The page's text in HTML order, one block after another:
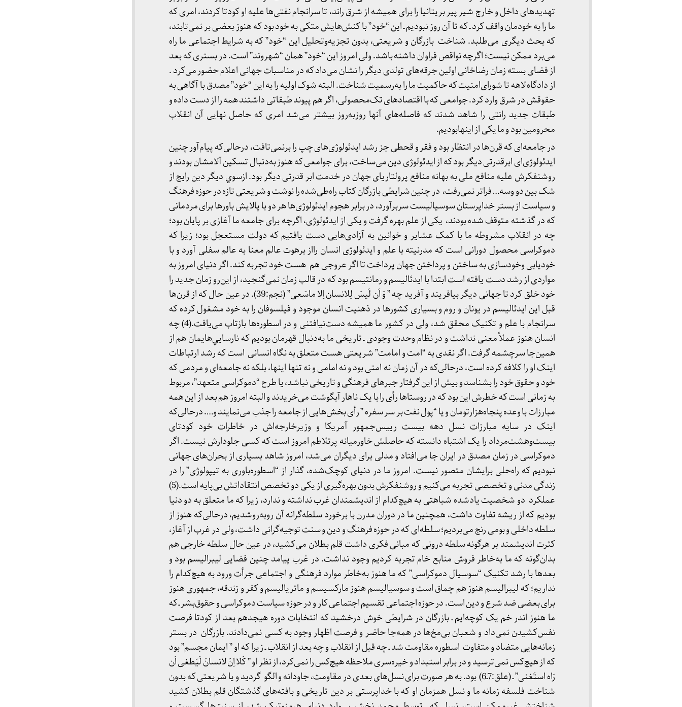
تهدیدهای داخل و خارج شیر پیر بریتانیا را برای همیشه از شرق راند، تا سرانجام نفتی‌ها علیه او کودتا کردند، امری که
ما را به خودمان واقف کرد ـ که تا آن روز نبودیم ـ این “خود” با کنش‌هایش متکی به خود بود که هنوز بعضی بر نمی‌تابند،
که بحث دیگری می‌طلبد. شناخت بازرگان و شریعتی، بدون تجزیه‌وتحلیل این “خود” که به شرایط اجتماعی ما راه
می‌برد ممکن نيست؛ اگرچه نواقص فراوان داشته باشد. ولی امروز این “خود” همان “شهروند” است. در بستری که بعد
از فضای بسته زمان رضاخانی اولین جرقه‌های تولدی دیگر را نشان می‌داد که در مناسبات جهانی اعلام حضور می‌کرد .
از دادگاه لاهه تا شورای‌امنیت که حاکمیت ما را به‌رسمیت شناخت. البته شوک اولیه را به این “خود” مصدق با آگاهی به
حقوقش در شرق وارد کرد. جوامعی که با اقتصادهای تک‌محصولی، اگر هم پيوند طبقاتی داشتند همه را از دست داده و
طبقات جدید رانتی را شاهد شدند که فاصله‌های آنها روزبه‌روز بیشتر می‌شد امری که حاصل نهایی آن انقلاب
محرومین بود و ما یکی از اینهابودیم.
در جامعه‌ای که قرن‌ها در انتظار بود و فقر و قحطی جز رشد ایدئولوژی‌‌های چپ را برنمی‌تافت، درحالی‌که پیام‌آور چنین
ایدئولوژی‌ای ابرقدرتی دیگر بود که از ایدئولوژی دین می‌ساخت، برای جوامعی که هنوز به‌دنبال تسكين آلامشان بودند و
روشنفکرش علیه منافع ملی به بهانه منافع پرولتاریای جهان در خدمت ابر قدرتی دیگر بود. ازسوي ديگر دین رايج از
شک بین دو وسه… فراتر نمی‌رفت، در چنین شرایطی بازرگان کتاب راه‌طی‌شده را نوشت و شریعتی تازه در حوزه فرهنگ
و سیاست از بستر خداپرستان سوسیالیست سربرآورد، در برابر هجوم ایدئولوژی‌ها هر دو با پالایش باورها برای مردمانی
که در گذشته متوقف شده بودند، یکی از علم بهره گرفت و یکی از ایدئولوژی، اگرچه برای جامعه ما آغازی بر پایان بود؛
چه در انقلاب مشروطه ما با کمک عشایر و خوانین به آزادی‌هایی دست یافتیم که دولت مستعجل بود؛ زیرا که
دموکراسی محصول دورانی است که مدرنیته با علم و ایدئولوژی انسان رااز برهوت عالم معنا به عالم سفلی آورد و با
خودیابی وخودسازی به ساختن و پرداختن جهان پرداخت تا اگر عروجی هم هست خود تجربه کند. اگر دنیای امروز به
مواردی از رشد دست یافته است ابتدا با ایدئالیسم و رمانتیسم بود که در قالب زمان نمی‌گنجید، از این‌رو زمان جدید را
خود خلق کرد تا جهانی دیگر بیافریند و آفرید چه ” وَ اَن لَیسَ لِلانسان اِلا ماسَعی” (نجم:39). در عین حال که از قرن‌ها
قبل این ایدئالیسم در یونان و روم و بسیاری کشورها در ذهنیت انسان موجود و فیلسوفان را به خود مشغول کرده که
سرانجام با علم و تکنیک محقق شد، ولی در کشور ما همیشه دست‌نیافتنی و در اسطوره‌ها بازتاب می‌یافت.(4) چه
انسان هنوز عملاً معنی نداشت و در نظام وحدت وجودی ـ تاریخی ما به‌دنبال قهرمان بوديم كه نارسايي‌هايمان هم از
همین‌جا سرچشمه گرفت. اگر نقدی به “امت و امامت” شریعتی هست متعلق به نگاه انسانی است که رشد ارتباطات
اینک او را کلافه کرده است، درحالی‌که در آن‌ زمان نه امتی بود و نه امامی و نه تنها اینها، بلکه نه جامعه‌ای و مردمی که
خود و حقوق خود را بشناسد و بیش از این گرفتار جبرهای فرهنگی و تاریخی نباشد، یا طرح “دموکراسی متعهد”، مربوط
به زمانی است که خطرش اين بود كه در روستاها رأی را با یک ناهار آبگوشت می‌خریدند و البته امروز هم بعد از این‌ همه
مبارزات با وعده پنجاه‌هزارتومان و یا “پول نفت بر سر سفره ” رأی بخش‌هایی از جامعه را جذب می‌نمایند و…. درحالی‌که
اینک در سایه مبارزات نسل دهه بیست رییس‌جمهور آمریکا و وزیرخارجه‌اش در خاطرات خود کودتای
بیست‌وهشت‌مرداد را یک اشتباه دانسته که حاصلش خاورمیانه پرتلاطم امروز است که کسی جلودارش نیست. اگر
دموکراسی در زمان مصدق در ایران جا می‌افتاد و مدلی برای دیگران می‌شد، امروز شاهد بسیاری از بحران‌های جهانی
نبودیم که راه‌حلی برایشان متصور نیست. امروز ما در دنیای کوچک‌شده، گذار از “اسطوره‌باوری به تیپولوژی” را در
زندگی مدنی و تخصصی تجربه می‌کنیم و روشنفکرش بدون بهره‌گیری از یکی دو تخصص انتقاداتش بی‌پایه است.(5)
عملکرد دو شخصیت يادشده شباهتی به هیچ‌کدام از اندیشمندان غرب نداشته و ندارد، زیرا که ما متعلق به دو دنیا
بودیم که از ریشه تفاوت داشت، همچنين ما در دوران مدرن با برخورد سلطه‌گرانه آن روبه‌روشدیم، درحالی‌که هنوز از
سلطه داخلی و بومی رنج می‌بردیم؛ سلطه‌ای که در حوزه فرهنگ و دین و سنت توجیه‌گرانی داشت، ولی در غرب از آغاز،
کثرت اندیشمند بر هرگونه سلطه درونی که مبانی فکری داشت قلم بطلان می‌کشید، در عین حال سلطه خارجی هم
بدان‌گونه که ما به‌خاطر فروش منابع خام تجربه کردیم وجود نداشت. در غرب پیامد چنین فضایی لیبرالیسم بود و
بعدها با رشد تکنیک “سوسیال دموکراسی” که ما هنوز به‌خاطر موارد فرهنگی و اجتماعی جرأت ورود به هیچ‌کدام را
نداریم؛ که لیبرالیسم هنوز هم چماق است و سوسیالیسم هنوز مارکسیسم و ماتریالیسم و کفر و زندقه، جمهوری هنوز
برای بعضی ضد شرع و دین است. در حوزه اجتماعی تقسیم اجتماعی کار و در حوزه سیاست دموکراسی و حقوق‌بشر ـ که
ما هنوز اندر خم یک کوچه‌ایم ـ بازرگان در شرایطی خوش درخشید که انتخابات دوره هیجدهم بعد از کودتا فرصت
نفس‌کشیدن نمی‌داد و شعبان بی‌مخ‌ها در همه‌جا حاضر و فرصت اظهار وجود به کسی نمی‌دادند. بازرگان در بستر
زمانه‌هایی متضاد و متفاوت اسطوره مقاومت شد ـ چه قبل از انقلاب و چه بعد از انقلاب ـ زیرا که او ” ایمان مجسم” بود
که از هیچ‌کس نمی‌ترسید و در برابر استبداد و خیره‌سری ملاحظه هیچ‌کس را نمی‌کرد، از نظر او ” کَلا اِنَ لانسانَ لَیَطغی اَن
رَاه استَغنی” ـ (علق:7ـ6) بود. به هر صورت برای نسل‌های بعدی در مقاومت، جاودانه و الگو گردید و یا شریعتی که بدون
شناخت فلسفه زمانه ما و نسل همزمان او که با خداپرستی بر دین تاریخی و بافته‌های گذشتگان قلم بطلان کشید